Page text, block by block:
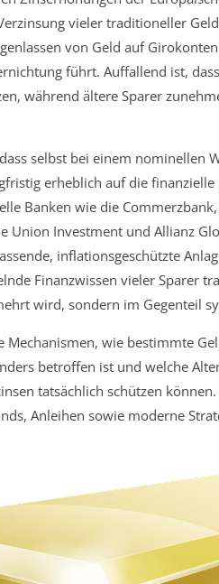
vieler traditioneller
von Geld auf
führt. Auffallend ist,
während ältere Sparer
selbst bei einem nominellen
erheblich auf die
Banken wie die
Union Investment und Allianz
inflationsgeschützte
Finanzwissen vieler Sparer
wird, sondern im Gegenteil
Mechanismen, wie bestimmte
betroffen ist und welche
tatsächlich schützen
Anleihen sowie moderne